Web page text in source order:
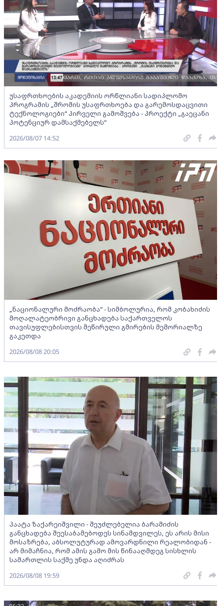
უსაფრთხოების აკადემიის ორწლიანი სადიპლომო
პროგრამის „შრომის უსაფრთხოება და გარემოსდაცვითი
ტექნოლოგიები“ პირველი გამოშვება - პროექტი „გაეცანი
პოტენციურ დამსაქმებელს“
2026/08/07 14:52
„ნაციონალური მოძრაობა“ - სიმბოლურია, რომ კობახიძის
მოღალატეობრივი განცხადება საქართველოს
თავისუფლებისთვის შეწირული გმირების მემორიალზე
გაკეთდა
2026/08/08 20:05
პაატა ზაქარეიშვილი - შეუძლებელია ბარამიძის
განცხადება შეესაბამებოდეს სინამდვილეს, ეს არის მისი
მოსაზრება, აბსოლუტურად ამოვარდნილი რეალობიდან -
არ მიმაჩნია, რომ ამის გამო მის წინააღმდეგ სისხლის
სამართლის საქმე უნდა აღიძრას
2026/08/08 19:59